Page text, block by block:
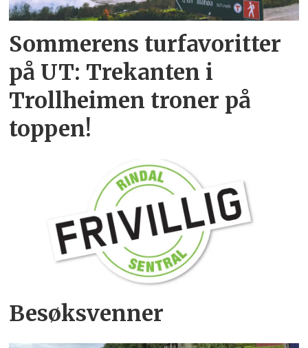
Sommerens turfavoritter
på UT: Trekanten i
Trollheimen troner på
toppen!
Besøksvenner